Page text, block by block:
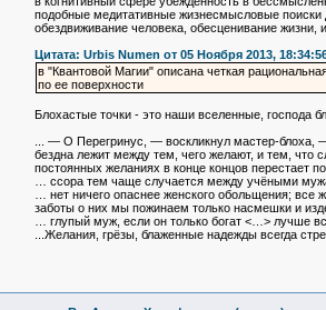
подобные медитативные жизнесмысловые поиски
обездвиживание человека, обесценивание жизни,
Цитата: Urbis Numen от 05 Ноября 2013,
в "Квантовой Магии" описана четкая
по ее поверхности
Блохастые точки - это наши вселенные, господа
... ― О Перегринус, ― воскликнул мастер-блоха,
бездна лежит между тем, чего желают, и тем, что
постоянных желаниях в конце концов перестает
… ссора тем чаще случается между учёными
… нет ничего опаснее женского обольщения;
заботы о них мы пожинаем только насмешки и
… глупый муж, если он только богат <…> лучше
...Желания, грёзы, блаженные надежды всегда